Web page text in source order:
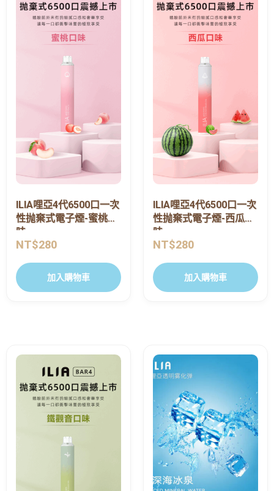
ILIA哩亞4代6500口一次
性抛棄式電子煙-蜜桃口
味
NT$280
加入購物車
ILIA哩亞4代6500口一次
性抛棄式電子煙-西瓜口
味
NT$280
加入購物車